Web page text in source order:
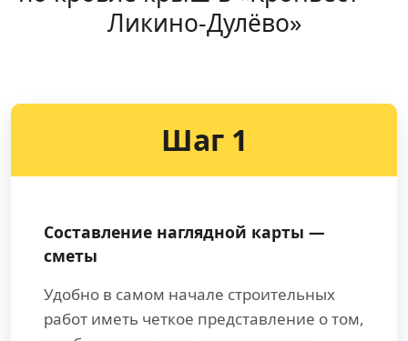
Ликино-Дулёво»
Шаг 1
Составление наглядной карты —
сметы
Удобно в самом начале строительных
работ иметь четкое представление о том,